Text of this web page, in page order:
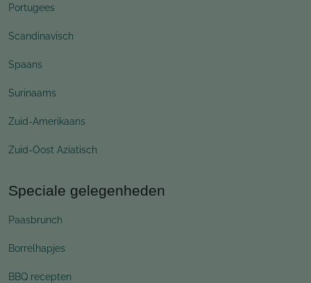
Portugees
Scandinavisch
Spaans
Surinaams
Zuid-Amerikaans
Zuid-Oost Aziatisch
Speciale gelegenheden
Paasbrunch
Borrelhapjes
BBQ recepten